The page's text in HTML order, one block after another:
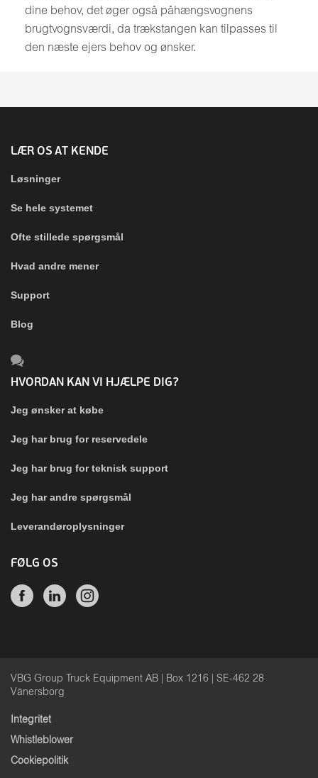
dine behov, det øger også påhængsvognens
brugtvognsværdi, da trækstangen kan tilpasses til
den næste ejers behov og ønsker.
LÆR OS AT KENDE
Løsninger
Se hele systemet
Ofte stillede spørgsmål
Hvad andre mener
Support
Blog
HVORDAN KAN VI HJÆLPE DIG?
Jeg ønsker at købe
Jeg har brug for reservedele
Jeg har brug for teknisk support
Jeg har andre spørgsmål
Leverandøroplysninger
FØLG OS
VBG Group Truck Equipment AB | Box 1216 | SE-462 28
Vänersborg
Integritet
Whistleblower
Cookiepolitik